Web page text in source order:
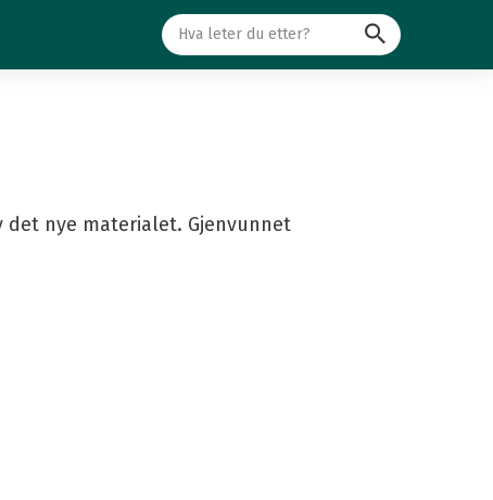
Søk
nye materialet. Gjenvunnet